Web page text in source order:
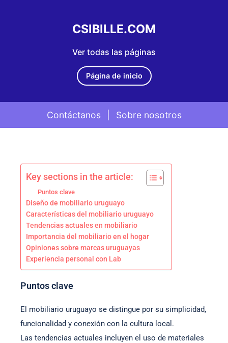
Ver todas las páginas
CSIBILLE.COM
Página de inicio
Contáctanos Sobre nosotros
Key sections in the article:
Puntos clave
Diseño de mobiliario uruguayo
Características del mobiliario uruguayo
Tendencias actuales en mobiliario
Importancia del mobiliario en el hogar
Opiniones sobre marcas uruguayas
Experiencia personal con Lab
Puntos clave
El mobiliario uruguayo se distingue por su simplicidad,
funcionalidad y conexión con la cultura local.
Las tendencias actuales incluyen el uso de materiales